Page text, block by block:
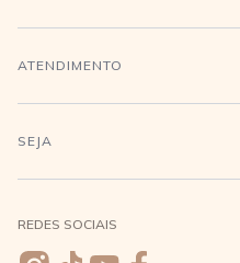
Conecte-se
Login
Meus pedidos
Wishlist
ATENDIMENTO
Compra Segura
Entrega e Frete
SEJA
REDES SOCIAIS